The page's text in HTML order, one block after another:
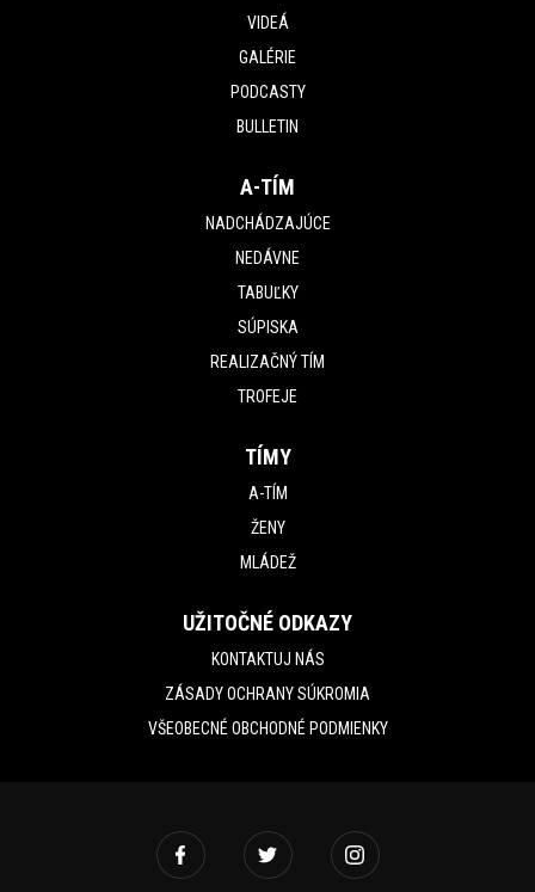
VIDEÁ
GALÉRIE
PODCASTY
BULLETIN
A-TÍM
NADCHÁDZAJÚCE
NEDÁVNE
TABUĽKY
SÚPISKA
REALIZAČNÝ TÍM
TROFEJE
TÍMY
A-TÍM
ŽENY
MLÁDEŽ
UŽITOČNÉ ODKAZY
KONTAKTUJ NÁS
ZÁSADY OCHRANY SÚKROMIA
VŠEOBECNÉ OBCHODNÉ PODMIENKY